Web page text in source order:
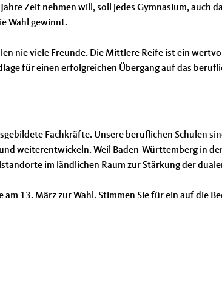
Zeit nehmen will, soll jedes Gymnasium, auch
Wahl gewinnt.
nie viele Freunde. Die Mittlere Reife ist ein
für einen erfolgreichen Übergang auf das
Fachkräfte. Unsere beruflichen Schulen
weiterentwickeln. Weil Baden-Württemberg in
im ländlichen Raum zur Stärkung der
am 13. März zur Wahl. Stimmen Sie für ein auf die